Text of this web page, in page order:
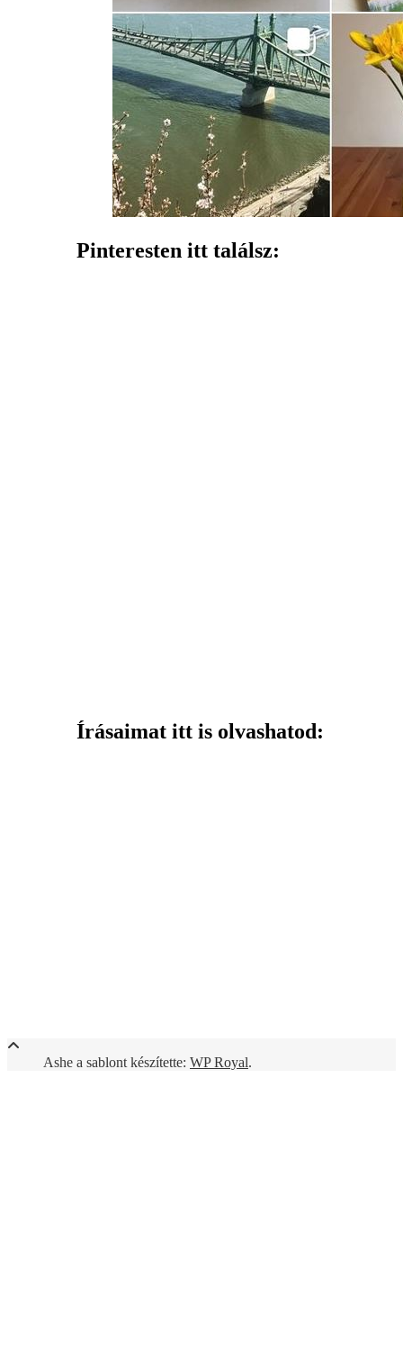
Pinteresten itt találsz:
Írásaimat itt is olvashatod:
Ashe a sablont készítette: WP Royal.